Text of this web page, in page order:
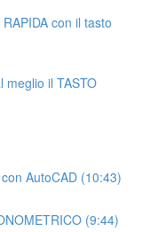
con il tasto
meglio il TASTO
AutoCAD (10:43)
(9:44)